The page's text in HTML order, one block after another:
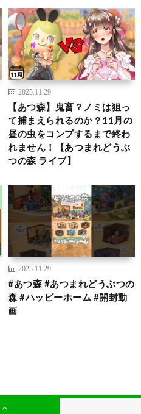
2025.11.29
【あつ森】鬼畜？ノミは狙っ
て捕まえられるのか？11月の
昼の虫をコンプするまで終わ
れません！【あつまれどうぶ
つの森 ライブ】
2025.11.29
#あつ森 #あつまれどうぶつの
森 #ハッピーホーム #開封動
画